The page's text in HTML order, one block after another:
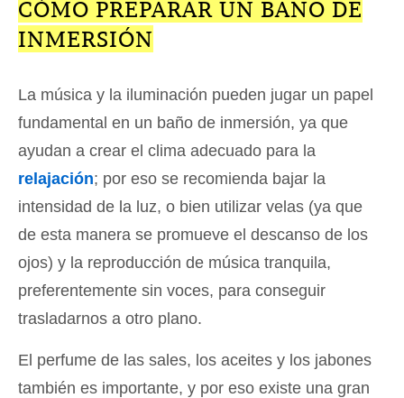
CÓMO PREPARAR UN BAÑO DE
INMERSIÓN
La música y la iluminación pueden jugar un papel
fundamental en un baño de inmersión, ya que
ayudan a crear el clima adecuado para la
relajación; por eso se recomienda bajar la
intensidad de la luz, o bien utilizar velas (ya que
de esta manera se promueve el descanso de los
ojos) y la reproducción de música tranquila,
preferentemente sin voces, para conseguir
trasladarnos a otro plano.
El perfume de las sales, los aceites y los jabones
también es importante, y por eso existe una gran